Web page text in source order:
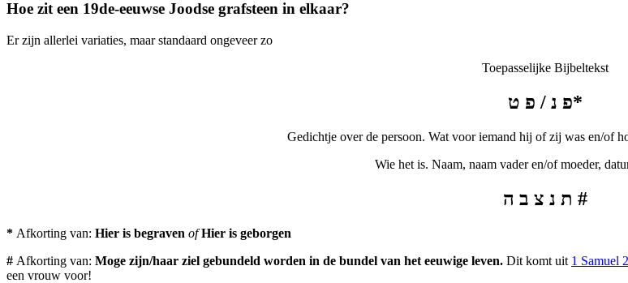
Hoe zit een 19de-eeuwse Joodse grafsteen in elkaar?
Er zijn allerlei variaties, maar standaard ongeveer zo
Toepasselijke Bijbeltekst
פ נ / פ ט*
Gedichtje over de persoon. Wat voor iemand hij of zij was en/of
Wie het is. Naam, naam vader en/of moeder,
ת נ צ ב ה #
* Afkorting van: Hier is begraven ofHier is geborgen
# Afkorting van: Moge zijn/haar ziel gebundeld worden in de bundel van het eeuwige leven. Dit komt uit 1 Samuel
een vrouw voor!